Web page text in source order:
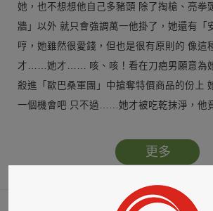
她，也不想想他自己多豬頭 除了掏槍、亮拳
牆」以外 就只會強調萬一他掛了，她還有「
哼，她雖然很愛錢，但也是很有原則的 像這
才……她才…… 咳、咳！看在刀疤男願意為
殺進「歐巴桑軍團」中搶奪特價商品的份上
一個機會吧 只不過……她才被吃乾抹淨，他
更多